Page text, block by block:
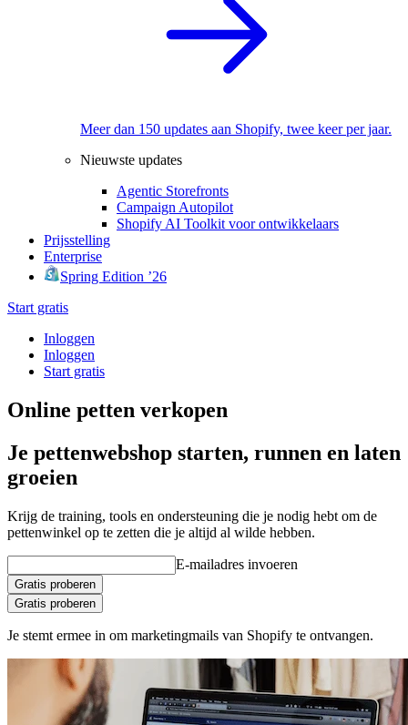
Meer dan 150 updates aan Shopify, twee keer per jaar.
Nieuwste updates
Agentic Storefronts
Campaign Autopilot
Shopify AI Toolkit voor ontwikkelaars
Prijsstelling
Enterprise
Spring Edition ’26
Start gratis
Inloggen
Inloggen
Start gratis
Online petten verkopen
Je pettenwebshop starten, runnen en laten
groeien
Krijg de training, tools en ondersteuning die je nodig hebt om de
pettenwinkel op te zetten die je altijd al wilde hebben.
E-mailadres invoeren
Gratis proberen
Gratis proberen
Je stemt ermee in om marketingmails van Shopify te ontvangen.